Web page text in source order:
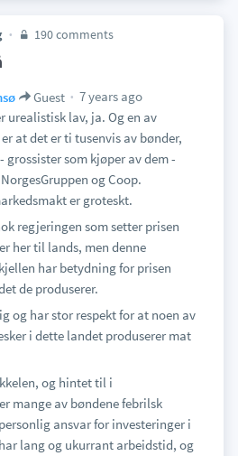
190 comments
Guest
7 years ago
urealistisk lav, ja. Og en av
at det er ti tusenvis av bønder,
grossister som kjøper av dem -
og Coop.
er groteskt.
regjeringen som setter prisen
her til lands, men denne
har betydning for prisen
de produserer.
og har stor respekt for at noen av
i dette landet produserer mat
og hintet til i
mange av bøndene febrilsk
ansvar for investeringer i
lang og ukurrant arbeidstid, og